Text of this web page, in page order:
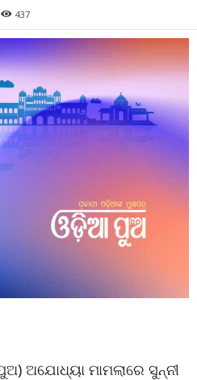
437
ଅଯୋଧ୍ୟା ମାମଲାରେ ସୁନ୍ନୀ